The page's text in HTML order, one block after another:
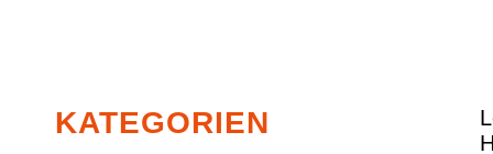
KATEGORIEN